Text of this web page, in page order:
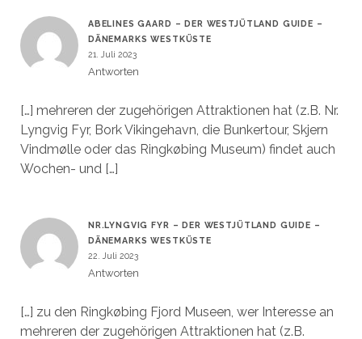
ABELINES GAARD – DER WESTJÜTLAND GUIDE –
DÄNEMARKS WESTKÜSTE
21. Juli 2023
Antworten
[…] mehreren der zugehörigen Attraktionen hat (z.B. Nr.
Lyngvig Fyr, Bork Vikingehavn, die Bunkertour, Skjern
Vindmølle oder das Ringkøbing Museum) findet auch
Wochen- und […]
NR.LYNGVIG FYR – DER WESTJÜTLAND GUIDE –
DÄNEMARKS WESTKÜSTE
22. Juli 2023
Antworten
[…] zu den Ringkøbing Fjord Museen, wer Interesse an
mehreren der zugehörigen Attraktionen hat (z.B.